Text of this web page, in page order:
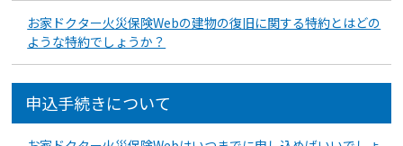
お家ドクター火災保険Webの建物の復旧に関する特約とはどの
ような特約でしょうか？
申込手続きについて